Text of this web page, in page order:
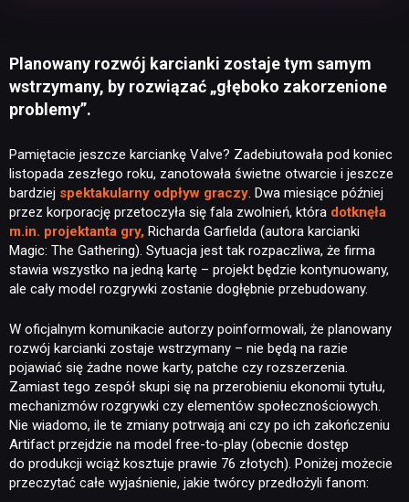
Planowany rozwój karcianki zostaje tym samym
wstrzymany, by rozwiązać „głęboko zakorzenione
problemy”.
Pamiętacie jeszcze karciankę Valve? Zadebiutowała pod koniec
listopada zeszłego roku, zanotowała świetne otwarcie i jeszcze
bardziej spektakularny odpływ graczy. Dwa miesiące później
przez korporację przetoczyła się fala zwolnień, która dotknęła
m.in. projektanta gry, Richarda Garfielda (autora karcianki
Magic: The Gathering). Sytuacja jest tak rozpaczliwa, że firma
stawia wszystko na jedną kartę – projekt będzie kontynuowany,
ale cały model rozgrywki zostanie dogłębnie przebudowany.
W oficjalnym komunikacie autorzy poinformowali, że planowany
rozwój karcianki zostaje wstrzymany – nie będą na razie
pojawiać się żadne nowe karty, patche czy rozszerzenia.
Zamiast tego zespół skupi się na przerobieniu ekonomii tytułu,
mechanizmów rozgrywki czy elementów społecznościowych.
Nie wiadomo, ile te zmiany potrwają ani czy po ich zakończeniu
Artifact przejdzie na model free-to-play (obecnie dostęp
do produkcji wciąż kosztuje prawie 76 złotych). Poniżej możecie
przeczytać całe wyjaśnienie, jakie twórcy przedłożyli fanom: